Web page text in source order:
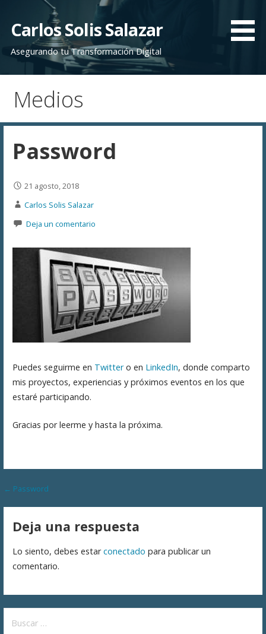
contenido
Carlos Solis Salazar
Asegurando tu Transformación Digital
Medios
Password
21 agosto, 2018
Carlos Solis Salazar
Deja un comentario
Puedes seguirme en Twittero en LinkedIn, donde comparto
mis proyectos, experiencias y próximos eventos en los que
estaré participando.
Gracias por leerme y hasta la próxima.
Navegación
de
entradas
← Password
Deja una respuesta
Lo siento, debes estarconectado para publicar un
comentario.